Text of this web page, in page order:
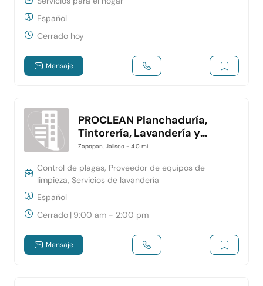
Español
Cerrado hoy
Mensaje
PROCLEAN Planchaduría,
Tintorería, Lavandería y
Costura
Zapopan, Jalisco - 4.0 mi.
Control de plagas, Proveedor de equipos de
limpieza, Servicios de lavandería
Español
Cerrado | 9:00 am - 2:00 pm
Mensaje